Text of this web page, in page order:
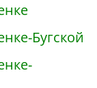
Бугской